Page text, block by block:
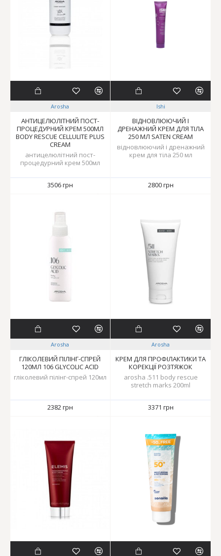
Arosha
АНТИЦЕЛЮЛІТНИЙ ПОСТ-
ПРОЦЕДУРНИЙ КРЕМ 500МЛ
BODY RESCUE CELLULITE PLUS
CREAM
антицелюлітний пост-
процедурний крем 500мл
3506 грн
Ishi
ВІДНОВЛЮЮЧИЙ І
ДРЕНАЖНИЙ КРЕМ ДЛЯ ТІЛА
250 МЛ SATEN CREAM
відновлюючий і дренажний
крем для тіла 250 мл
2800 грн
Arosha
ГЛІКОЛЕВИЙ ПІЛІНГ-СПРЕЙ
120МЛ 106 GLYCOLIC ACID
гліколевий пілінг-спрей 120мл
2382 грн
Arosha
КРЕМ ДЛЯ ПРОФІЛАКТИКИ ТА
КОРЕКЦІЇ РОЗТЯЖОК
arosha .511 body rescue
stretch marks 200ml
3371 грн